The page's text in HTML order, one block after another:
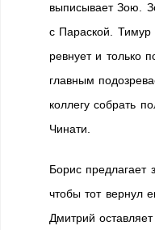
выписывает Зою.
с Параской. Тимур
ревнует и только
главным
коллегу собрать
Чинати.
Борис предлагает
чтобы тот вернул
Дмитрий